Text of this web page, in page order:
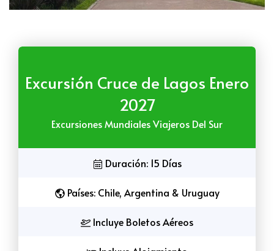
Excursión Cruce de Lagos Enero
2027
Excursiones Mundiales Viajeros Del Sur
Duración: 15 Días
Países: Chile, Argentina & Uruguay
Incluye Boletos Aéreos